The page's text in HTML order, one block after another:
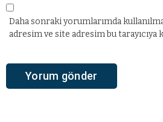
Daha sonraki yorumlarımda
adresim ve site adresim bu tarayıcıya